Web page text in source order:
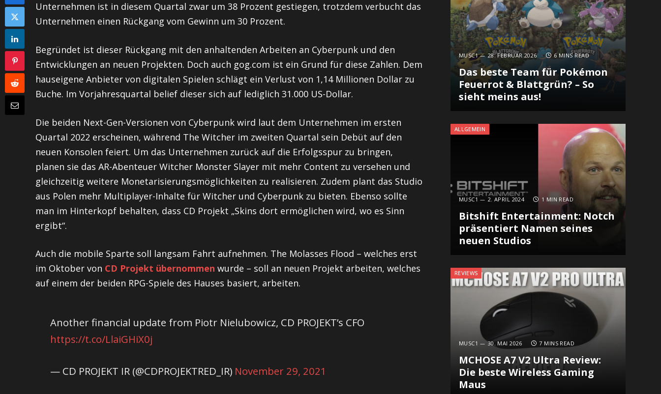
Unternehmen ist in diesem Quartal zwar um 38 Prozent gestiegen, trotzdem verbucht das
Unternehmen einen Rückgang vom Gewinn um 30 Prozent.
Begründet ist dieser Rückgang mit den anhaltenden Arbeiten an Cyberpunk und den
Entwicklungen an neuen Projekten. Doch auch gog.com ist ein Grund für diese Zahlen. Dem
hauseigene Anbieter von digitalen Spielen schlägt ein Verlust von 1,14 Millionen Dollar zu
Buche. Im Vorjahresquartal belief dieser sich auf lediglich 31.000 US-Dollar.
Die beiden Next-Gen-Versionen von Cyberpunk wird laut dem Unternehmen im ersten
Quartal 2022 erscheinen, während The Witcher im zweiten Quartal sein Debüt auf den
neuen Konsolen feiert. Um das Unternehmen zurück auf die Erfolgsspur zu bringen,
planen sie das AR-Abenteuer Witcher Monster Slayer mit mehr Content zu versehen und
gleichzeitig weitere Monetarisierungsmöglichkeiten zu realisieren. Zudem plant das Studio
aus Polen mehr Multiplayer-Inhalte für Witcher und Cyberpunk zu bieten. Ebenso sollte
man im Hinterkopf behalten, dass CD Projekt „Skins dort ermöglichen wird, wo es Sinn
ergibt“.
Auch die mobile Sparte soll langsam Fahrt aufnehmen. The Molasses Flood – welches erst
im Oktober von CD Projekt übernommen wurde – soll an neuen Projekt arbeiten, welches
auf einem der beiden RPG-Spiele des Hauses basiert, arbeiten.
Another financial update from Piotr Nielubowicz, CD PROJEKT’s CFO
https://t.co/LlaiGHiX0j
— CD PROJEKT IR (@CDPROJEKTRED_IR) November 29, 2021
MUSC1 28. FEBRUAR 2026 6 MINS READ
Das beste Team für Pokémon
Feuerrot & Blattgrün? – So
sieht meins aus!
ALLGEMEIN
MUSC1 2. APRIL 2024 1 MIN READ
Bitshift Entertainment: Notch
präsentiert Namen seines
neuen Studios
REVIEWS
MUSC1 30. MAI 2026 7 MINS READ
MCHOSE A7 V2 Ultra Review:
Die beste Wireless Gaming
Maus